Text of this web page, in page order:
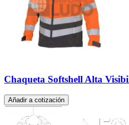
Chaqueta Softshell Alta
Añadir a cotización